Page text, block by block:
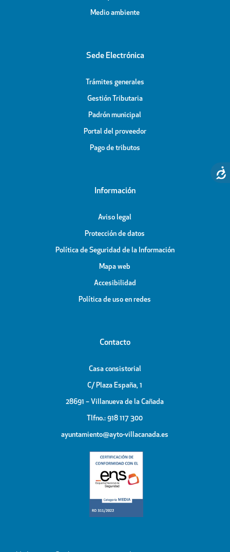
Medio ambiente
Sede Electrónica
Trámites generales
Gestión Tributaria
Padrón municipal
Portal del proveedor
Pago de tributos
Información
Aviso legal
Protección de datos
Política de Seguridad de la Información
Mapa web
Accesibilidad
Política de uso en redes
Contacto
Casa consistorial
C/ Plaza España, 1
28691 – Villanueva de la Cañada
Tlfno.: 918 117 300
ayuntamiento@ayto-villacanada.es